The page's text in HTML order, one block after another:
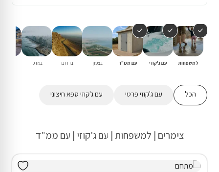
למשפחות עם ג'קוזי עם ממ"ד בצפון בדרום במרכז
הכל עם ג'קוזי פרטי עם ג'קוזי ספא חיצוני
צימרים | למשפחות | עם ג'קוזי | עם ממ"ד